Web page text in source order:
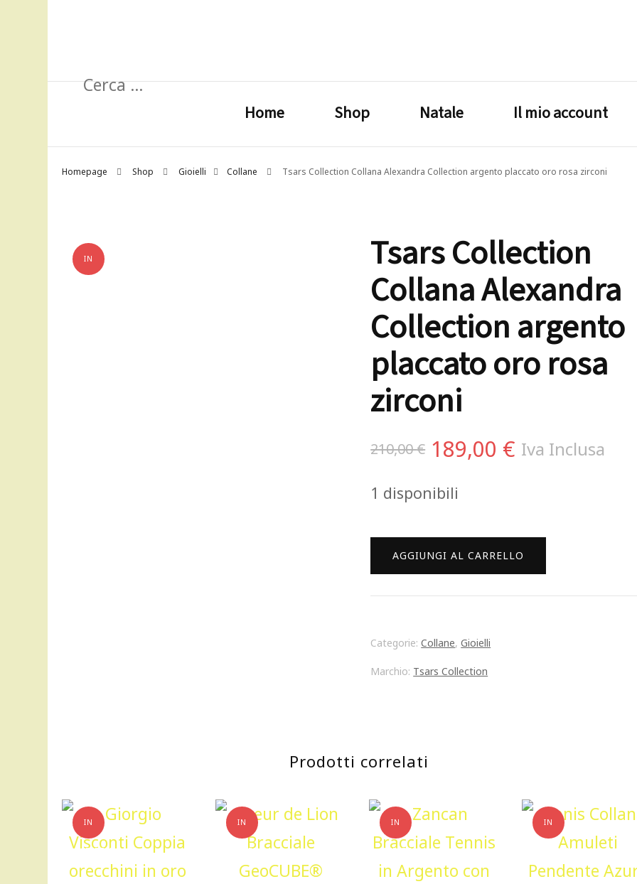
Ricerca
Home Shop Natale Il mio account
Homepage Shop Gioielli Collane Tsars Collection Collana Alexandra Collection argento placcato oro rosa zirconi
IN
Tsars Collection
Collana Alexandra
Collection argento
placcato oro rosa
zirconi
210,00€ Il
era:
210,00 €.
189,00 € Il
è:
189,00 €.
Iva Inclusa
1 disponibili
Tsars
Collection
Collana
Collection
rosa
zirconi
quantità
AGGIUNGI AL CARRELLO
Categorie:Collane,Gioielli
Marchio: Tsars Collection
Prodotti correlati
IN
OFFERTA!
IN
OFFERTA!
IN
OFFERTA!
IN
OFFERTA!